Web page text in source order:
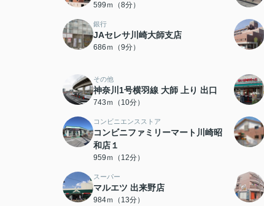
599ｍ（8分）
銀行
JAセレサ川崎大師支店
686ｍ（9分）
その他
神奈川1号横羽線 大師 上り 出口
743ｍ（10分）
コンビニエンスストア
コンビニファミリーマート川崎昭
和店１
959ｍ（12分）
スーパー
マルエツ 出来野店
984ｍ（13分）